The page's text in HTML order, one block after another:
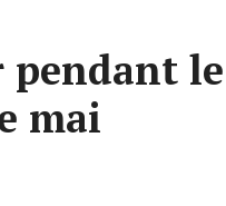
pendant le
mai